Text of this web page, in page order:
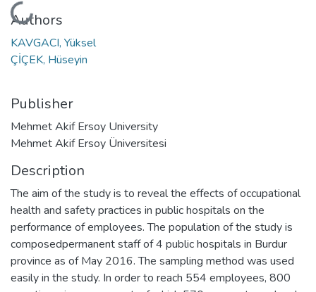
Loading...
Authors
KAVGACI, Yüksel
ÇİÇEK, Hüseyin
Publisher
Mehmet Akif Ersoy University
Mehmet Akif Ersoy Üniversitesi
Description
The aim of the study is to reveal the effects of occupational
health and safety practices in public hospitals on the
performance of employees. The population of the study is
composedpermanent staff of 4 public hospitals in Burdur
province as of May 2016. The sampling method was used
easily in the study. In order to reach 554 employees, 800